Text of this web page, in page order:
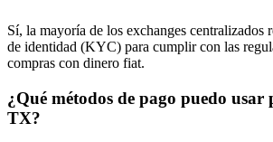
Sí, la mayoría de los exchanges centralizados
de identidad (KYC) para cumplir con las
compras con dinero fiat.
¿Qué métodos de pago puedo
TX?